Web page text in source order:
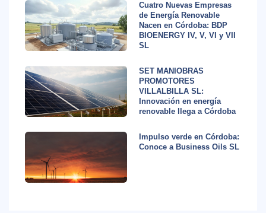
Cuatro Nuevas Empresas
de Energía Renovable
Nacen en Córdoba: BDP
BIOENERGY IV, V, VI y VII
SL
SET MANIOBRAS
PROMOTORES
VILLALBILLA SL:
Innovación en energía
renovable llega a Córdoba
Impulso verde en Córdoba:
Conoce a Business Oils SL